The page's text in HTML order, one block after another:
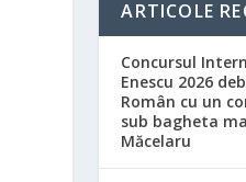
ARTICOLE
Concursul
Enescu 2026
Român cu un
sub bagheta
Măcelaru